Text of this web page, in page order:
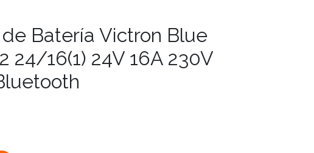
Batería Victron Blue
24/16(1) 24V 16A 230V